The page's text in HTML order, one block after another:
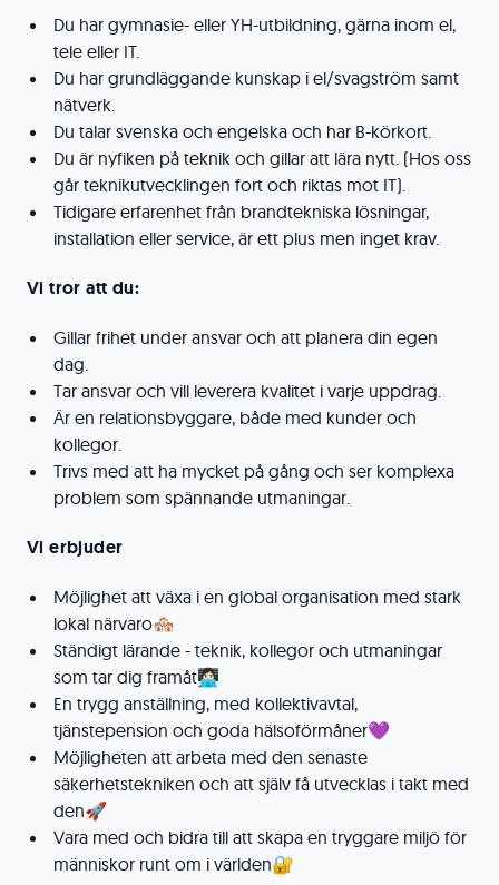
Du har gymnasie- eller YH-utbildning, gärna inom el,
tele eller IT.
Du har grundläggande kunskap i el/svagström samt
nätverk.
Du talar svenska och engelska och har B-körkort.
Du är nyfiken på teknik och gillar att lära nytt. (Hos oss
går teknikutvecklingen fort och riktas mot IT).
Tidigare erfarenhet från brandtekniska lösningar,
installation eller service, är ett plus men inget krav.
Vi tror att du:
Gillar frihet under ansvar och att planera din egen
dag.
Tar ansvar och vill leverera kvalitet i varje uppdrag.
Är en relationsbyggare, både med kunder och
kollegor.
Trivs med att ha mycket på gång och ser komplexa
problem som spännande utmaningar.
Vi erbjuder
Möjlighet att växa i en global organisation med stark
lokal närvaro🏘️
Ständigt lärande - teknik, kollegor och utmaningar
som tar dig framåt👩🏻‍💻
En trygg anställning, med kollektivavtal,
tjänstepension och goda hälsoförmåner💜
Möjligheten att arbeta med den senaste
säkerhetstekniken och att själv få utvecklas i takt med
den🚀
Vara med och bidra till att skapa en tryggare miljö för
människor runt om i världen🔐